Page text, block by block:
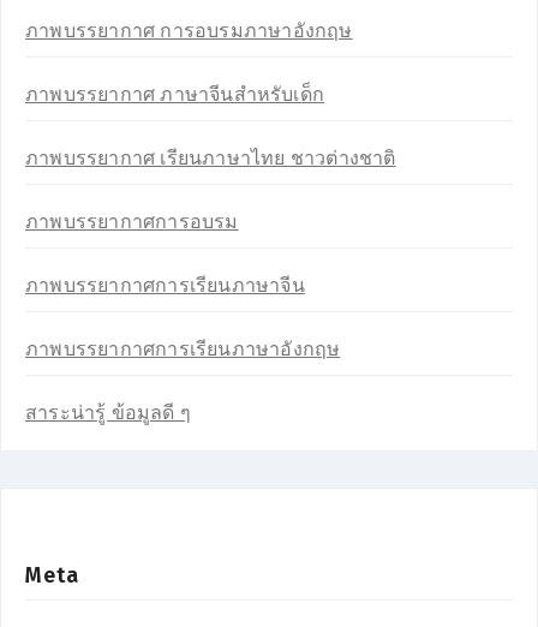
ภาพบรรยากาศ การอบรมภาษาอังกฤษ
ภาพบรรยากาศ ภาษาจีนสำหรับเด็ก
ภาพบรรยากาศ เรียนภาษาไทย ชาวต่างชาติ
ภาพบรรยากาศการอบรม
ภาพบรรยากาศการเรียนภาษาจีน
ภาพบรรยากาศการเรียนภาษาอังกฤษ
สาระน่ารู้ ข้อมูลดี ๆ
Meta